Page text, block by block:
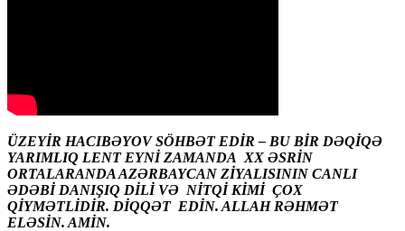
ÜZEYİR HACIBƏYOV SÖHBƏT EDİR – BU BİR DƏQİQƏ
YARIMLIQ LENT EYNİ ZAMANDA XX ƏSRİN
ORTALARANDA AZƏRBAYCAN ZİYALISININ CANLI
ƏDƏBİ DANIŞIQ DİLİ VƏ NİTQİ KİMİ ÇOX
QİYMƏTLİDİR. DİQQƏT EDİN. ALLAH RƏHMƏT
ELƏSİN. AMİN.